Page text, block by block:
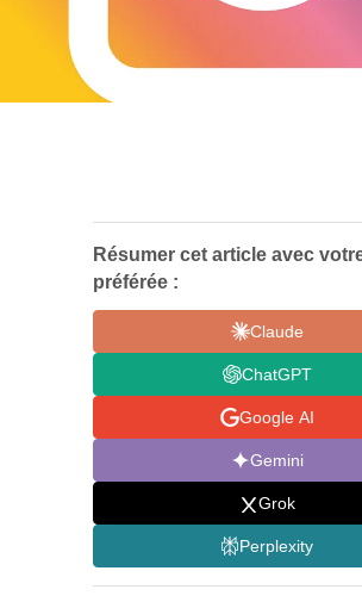
Résumer cet article avec
préférée :
Claude
ChatGPT
Google AI
Gemini
Grok
Perplexity